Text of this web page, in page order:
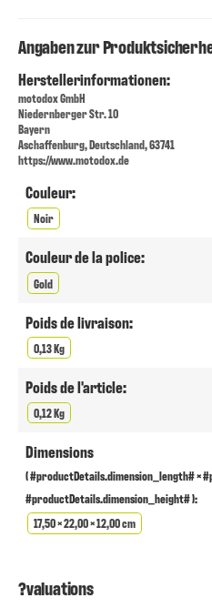
Angaben zur
Herstellerinformationen:
motodox GmbH
Niedernberger Str. 10
Bayern
Aschaffenburg, Deutschland, 63741
https://www.motodox.de
Couleur:
Noir
Couleur de la police:
Gold
Poids de livraison:
0,13 Kg
Poids de l'article:
0,12 Kg
Dimensions
( #productDetails.dimension_length# ×
#productDetails.dimension_height# ):
17,50 × 22,00 × 12,00 cm
?valuations